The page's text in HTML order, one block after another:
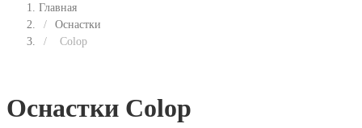
Главная
/
Оснастки
/
Colop
Оснастки Colop